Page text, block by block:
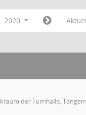
2020
der Turnhalle,